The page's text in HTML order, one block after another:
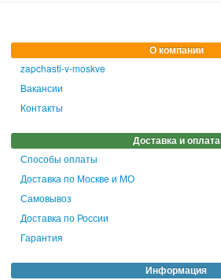
О компании
zapchasti-v-moskve
Вакансии
Контакты
Доставка и оплата
Способы оплаты
Доставка по Москве и МО
Самовывоз
Доставка по России
Гарантия
Информация